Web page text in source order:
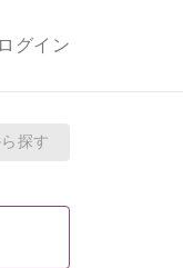
グイン
探す